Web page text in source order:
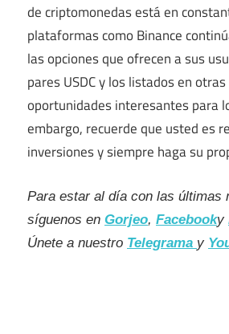
de criptomonedas está en
plataformas como Binance
las opciones que ofrecen a sus
pares USDC y los listados en
oportunidades interesantes para
embargo, recuerde que usted es
inversiones y siempre haga su
Para estar al día con las últimas
síguenos en Gorjeo, Facebooky
Únete a nuestro Telegrama y